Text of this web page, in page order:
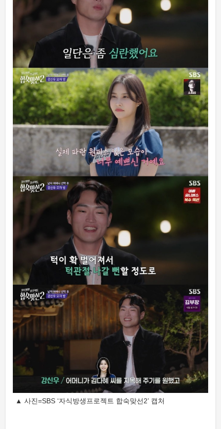
▲ 사진=SBS ‘자식방생프로젝트 합숙맞선2’ 캡처